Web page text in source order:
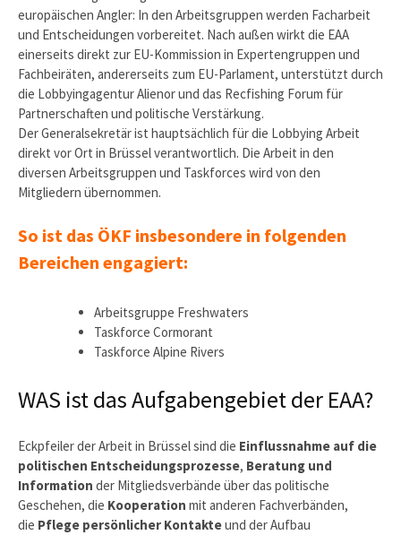
europäischen Angler: In den Arbeitsgruppen werden Facharbeit
und Entscheidungen vorbereitet. Nach außen wirkt die EAA
einerseits direkt zur EU-Kommission in Expertengruppen und
Fachbeiräten, andererseits zum EU-Parlament, unterstützt durch
die Lobbyingagentur Alienor und das Recfishing Forum für
Partnerschaften und politische Verstärkung.
Der Generalsekretär ist hauptsächlich für die Lobbying Arbeit
direkt vor Ort in Brüssel verantwortlich. Die Arbeit in den
diversen Arbeitsgruppen und Taskforces wird von den
Mitgliedern übernommen.
So ist das ÖKF insbesondere in folgenden
Bereichen engagiert:
Arbeitsgruppe Freshwaters
Taskforce Cormorant
Taskforce Alpine Rivers
WAS ist das Aufgabengebiet der EAA?
Eckpfeiler der Arbeit in Brüssel sind die Einflussnahme auf die
politischen Entscheidungsprozesse, Beratung und
Information der Mitgliedsverbände über das politische
Geschehen, die Kooperation mit anderen Fachverbänden,
die Pflege persönlicher Kontakteund der Aufbau